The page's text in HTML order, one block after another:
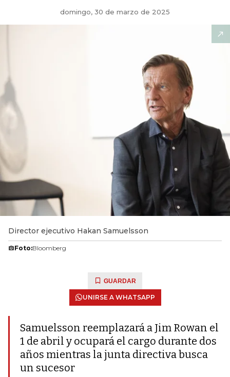
domingo, 30 de marzo de 2025
Director ejecutivo Hakan Samuelsson
Foto:Bloomberg
GUARDAR
UNIRSE A WHATSAPP
Samuelsson reemplazará a Jim Rowan el
1 de abril y ocupará el cargo durante dos
años mientras la junta directiva busca
un sucesor